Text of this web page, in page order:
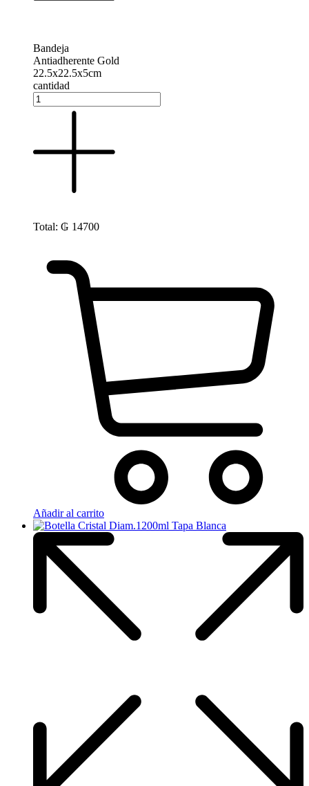
Bandeja
Antiadherente Gold
22.5x22.5x5cm
cantidad
Total: ₲ 14700
Añadir al carrito